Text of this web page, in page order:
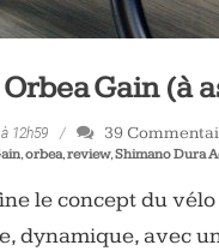
Gain (à
12h59 39
,orbea,review,Shimano Dura
le concept du
dynamique, avec